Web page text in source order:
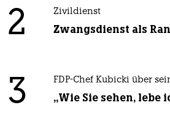
2 Zivildienst
Zwangsdienst als
3 FDP-Chef Kubicki über
„Wie Sie sehen, lebe